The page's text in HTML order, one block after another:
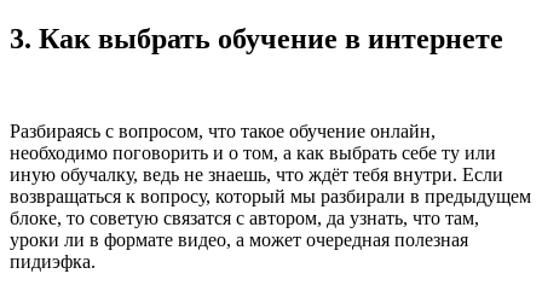
3. Как выбрать обучение в интернете
Разбираясь с вопросом, что такое обучение онлайн,
необходимо поговорить и о том, а как выбрать себе ту или
иную обучалку, ведь не знаешь, что ждёт тебя внутри. Если
возвращаться к вопросу, который мы разбирали в предыдущем
блоке, то советую связатся с автором, да узнать, что там,
уроки ли в формате видео, а может очередная полезная
пидиэфка.